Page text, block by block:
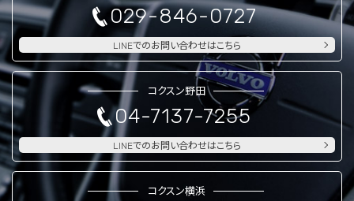
029-846-0727
LINEでのお問い合わせはこちら
コクスン野田
04-7137-7255
LINEでのお問い合わせはこちら
コクスン横浜